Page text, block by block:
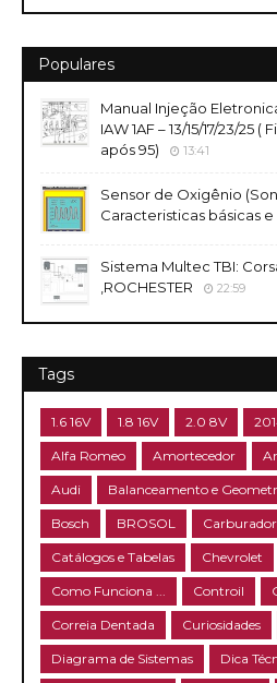
Populares
Manual Injeção
IAW 1AF – 13/15/17/23/25
após 95)
13:41
Sensor de Oxigênio
Caracteristicas básicas e
Sistema Multec TBI:
,ROCHESTER
22:59
Tags
1.6 16V 1.8 16V 2.0 8V
Alfa Romeo Amortecedor
Audi Balanceamento e
Bosch BROSOL Carburador
Catálogos e Tabelas Chevrolet
Como Funciona ... Controil
Correia Dentada Curiosidades
Diagrama de Sistemas Dica